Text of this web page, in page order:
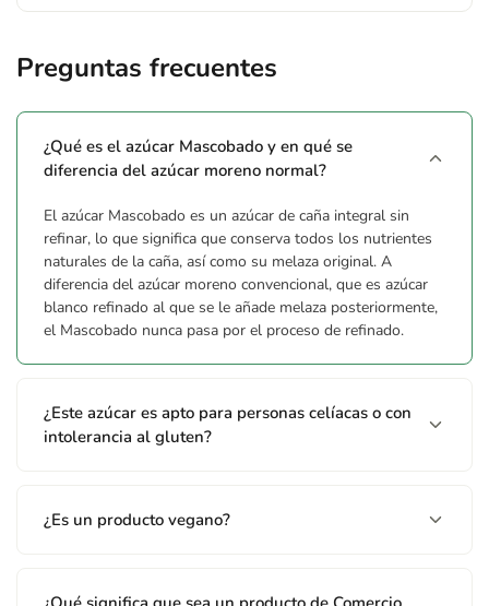
Preguntas frecuentes
¿Qué es el azúcar Mascobado y en qué se
diferencia del azúcar moreno normal?
El azúcar Mascobado es un azúcar de caña integral sin
refinar, lo que significa que conserva todos los nutrientes
naturales de la caña, así como su melaza original. A
diferencia del azúcar moreno convencional, que es azúcar
blanco refinado al que se le añade melaza posteriormente,
el Mascobado nunca pasa por el proceso de refinado.
¿Este azúcar es apto para personas celíacas o con
intolerancia al gluten?
¿Es un producto vegano?